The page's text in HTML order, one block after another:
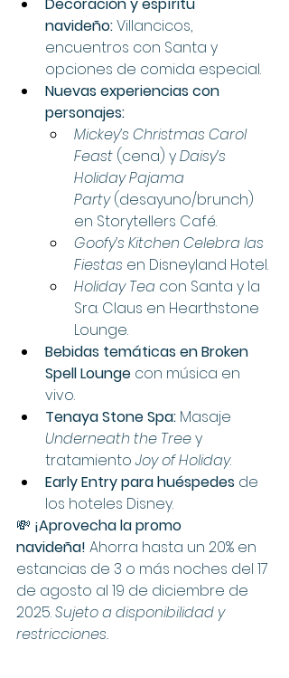
navideño: Villancicos,
encuentros con Santa y
opciones de comida especial.
Nuevas experiencias con
personajes:
Mickey’s Christmas Carol
Feast (cena) y Daisy’s
Holiday Pajama
Party (desayuno/brunch)
en Storytellers Café.
Goofy’s Kitchen Celebra las
Fiestas en Disneyland Hotel.
Holiday Tea con Santa y la
Sra. Claus en Hearthstone
Lounge.
Bebidas temáticas en Broken
Spell Lounge con música en
vivo.
Tenaya Stone Spa: Masaje
Underneath the Tree y
tratamiento Joy of Holiday.
Early Entry para huéspedes de
los hoteles Disney.
💸 ¡Aprovecha la promo
navideña! Ahorra hasta un 20% en
estancias de 3 o más noches del 17
de agosto al 19 de diciembre de
2025. Sujeto a disponibilidad y
restricciones.